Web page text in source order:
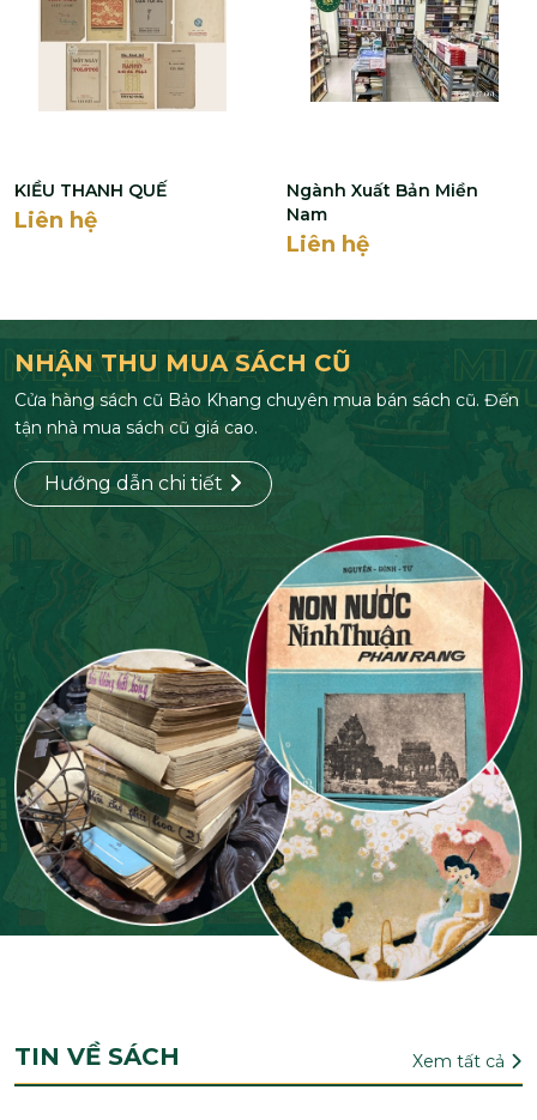
KIỀU THANH QUẾ
Liên hệ
Ngành Xuất Bản Miền
Nam
Liên hệ
NHẬN THU MUA SÁCH CŨ
Cửa hàng sách cũ Bảo Khang chuyên mua bán sách cũ. Đến
tận nhà mua sách cũ giá cao.
Hướng dẫn chi tiết
TIN VỀ SÁCH Xem tất cả